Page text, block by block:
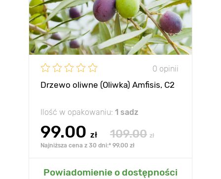
0 opinii
Drzewo oliwne (Oliwka) Amfisis, C2
Ilość w opakowaniu: 1 sadz
99.00 zł 109.00 zł
Najniższa cena z 30 dni:* 99.00 zł
Powiadomienie o dostępności